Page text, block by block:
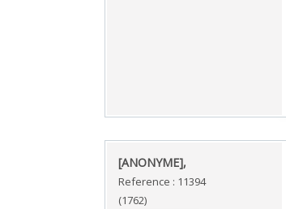
‎[ANONYME],‎
Reference : 11394
(1762)